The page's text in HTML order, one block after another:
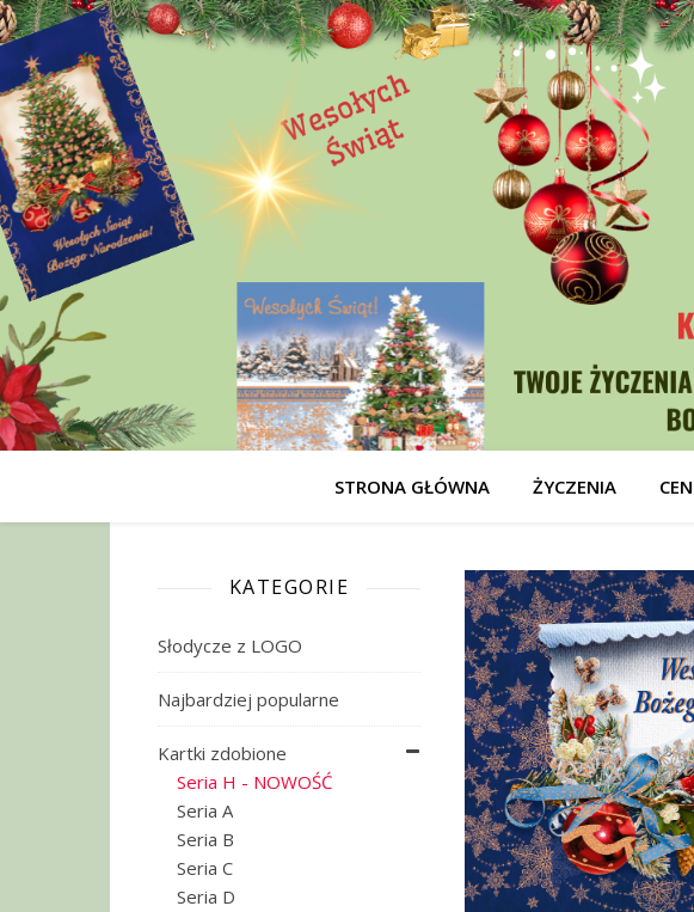
STRONA GŁÓWNA ŻYCZENIA
KATEGORIE
Słodycze z LOGO
Najbardziej popularne
Kartki zdobione
Seria H - NOWOŚĆ
Seria A
Seria B
Seria C
Seria D